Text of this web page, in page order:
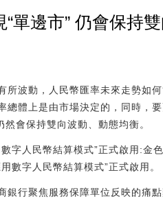
單邊市” 仍會保持
所波動，人民幣匯率未來走勢如
總體上是由市場決定的，同時，
然會保持雙向波動、動態均衡。
字人民幣結算模式”正式啟用:金
數字人民幣結算模式”正式啟用。
銀行聚焦服務保障單位反映的痛